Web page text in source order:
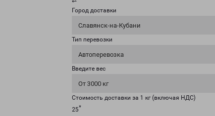
Город доставки
Славянск-на-Кубани
Тип перевозки
Автоперевозка
Введите вес
От 3000 кг
Стоимость доставки за 1 кг (включая НДС)
25*